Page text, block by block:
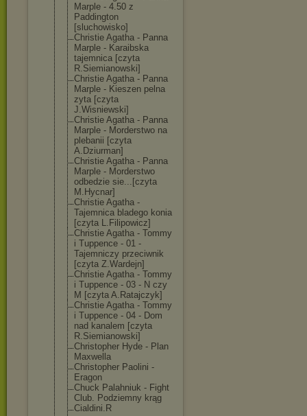
Marple - 4.50 z
Paddington
[sluchowisko]
Christie Agatha - Panna
Marple - Karaibska
tajemnica [czyta
R.Siemianowski]
Christie Agatha - Panna
Marple - Kieszen pelna
zyta [czyta
J.Wisniewski]
Christie Agatha - Panna
Marple - Morderstwo na
plebanii [czyta
A.Dziurman]
Christie Agatha - Panna
Marple - Morderstwo
odbedzie sie...[czyta
M.Hycnar]
Christie Agatha -
Tajemnica bladego konia
[czyta L.Filipowicz]
Christie Agatha - Tommy
i Tuppence - 01 -
Tajemniczy przeciwnik
[czyta Z.Wardejn]
Christie Agatha - Tommy
i Tuppence - 03 - N czy
M [czyta A.Ratajczyk]
Christie Agatha - Tommy
i Tuppence - 04 - Dom
nad kanalem [czyta
R.Siemianowski]
Christopher Hyde - Plan
Maxwella
Christopher Paolini -
Eragon
Chuck Palahniuk - Fight
Club. Podziemny krąg
Cialdini.R